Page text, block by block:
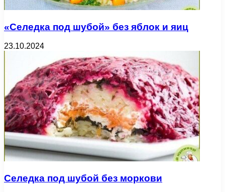
«Селедка под шубой» без яблок и яиц
23.10.2024
Селедка под шубой без моркови